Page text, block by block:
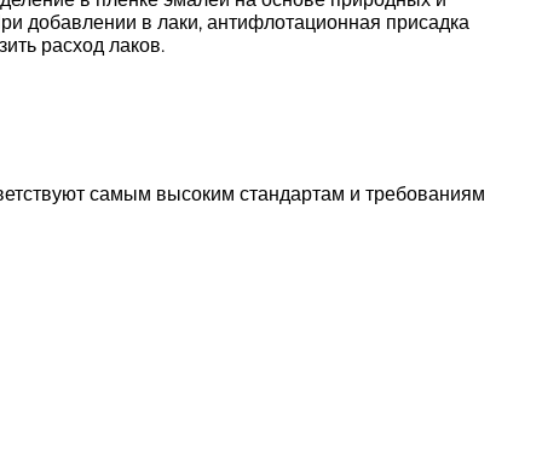
добавлении в лаки, антифлотационная присадка
расход лаков.
самым высоким стандартам и требованиям